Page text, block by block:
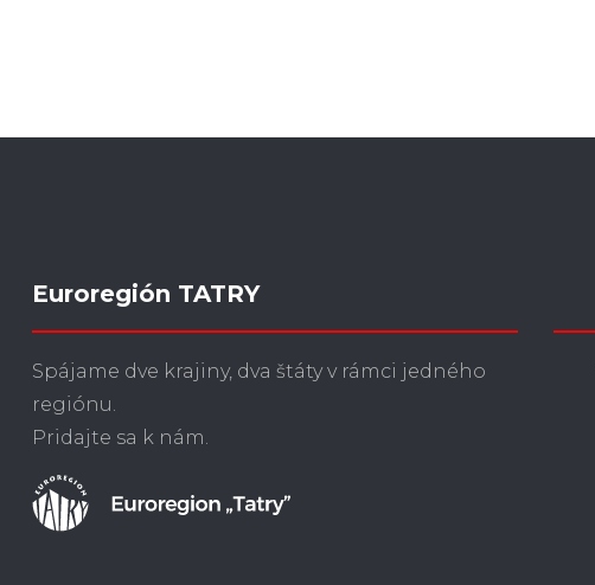
Euroregión TATRY
Spájame dve krajiny, dva štáty v rámci jedného
regiónu.
Pridajte sa k nám.